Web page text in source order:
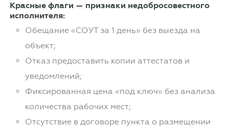
Красные флаги — признаки недобросовестного
исполнителя:
Обещание «СОУТ за 1 день» без выезда на
объект;
Отказ предоставить копии аттестатов и
уведомлений;
Фиксированная цена «под ключ» без анализа
количества рабочих мест;
Отсутствие в договоре пункта о размещении